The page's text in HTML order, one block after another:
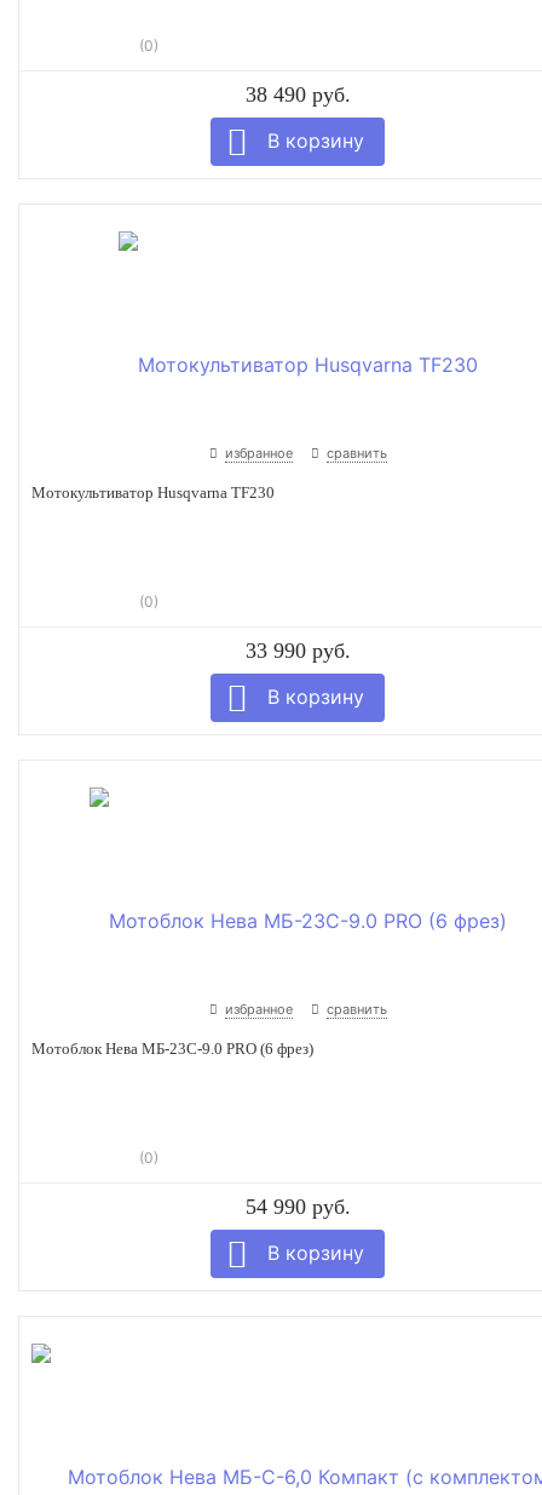
(0)
38 490 руб.
избранное сравнить
Мотокультиватор Husqvarna TF230
(0)
33 990 руб.
избранное сравнить
Мотоблок Нева МБ-23С-9.0 PRO (6 фрез)
(0)
54 990 руб.